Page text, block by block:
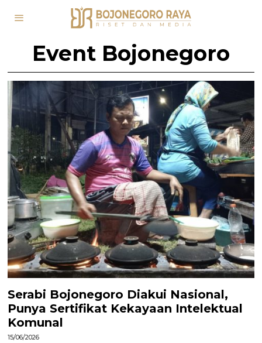
Event Bojonegoro
Serabi Bojonegoro Diakui Nasional,
Punya Sertifikat Kekayaan Intelektual
Komunal
15/06/2026